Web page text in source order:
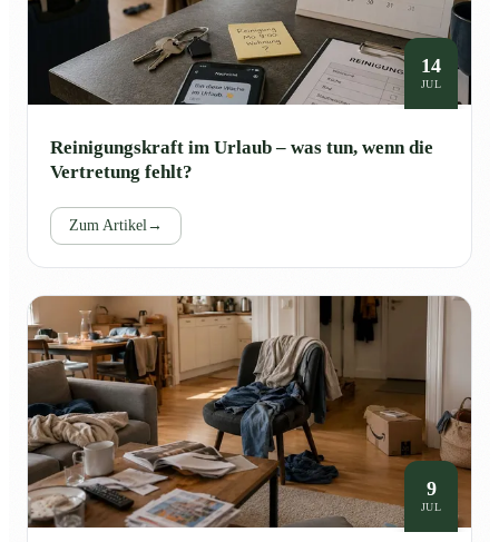
14
JUL
Reinigungskraft im Urlaub – was tun, wenn die
Vertretung fehlt?
Zum Artikel →
9
JUL